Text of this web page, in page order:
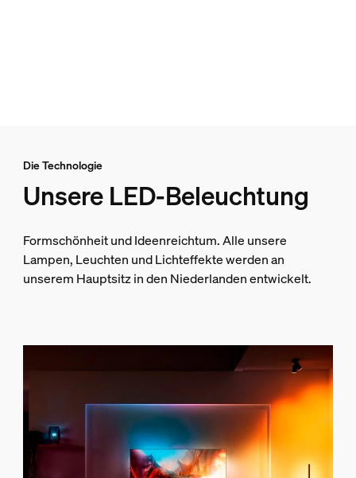
Die Technologie
Unsere LED-Beleuchtung
Formschönheit und Ideenreichtum. Alle unsere
Lampen, Leuchten und Lichteffekte werden an
unserem Hauptsitz in den Niederlanden entwickelt.